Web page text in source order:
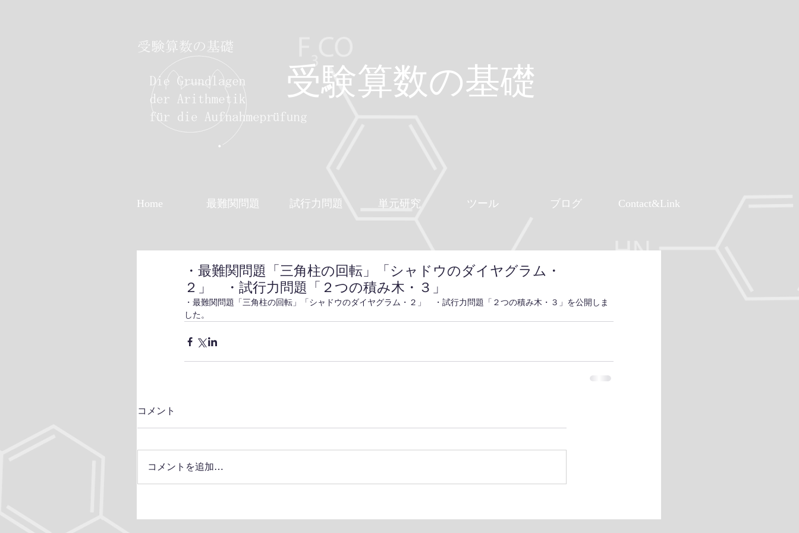
受験算数の基礎
Home 最難関問題 試行力問題 単元研究 ツール ブログ Contact&Link
・最難関問題「三角柱の回転」「シャドウのダイヤグラム・
２」 ・試行力問題「２つの積み木・３」
・最難関問題「三角柱の回転」「シャドウのダイヤグラム・２」　・試行力問題「２つの積み木・３」を公開しま
した。
コメント
コメントを追加…